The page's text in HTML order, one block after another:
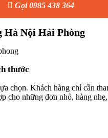
Gọi 0985 438 364
Hà Nội Hải Phòng
thước
chọn. Khách hàng chỉ cần
cho những đơn nhỏ, hàng